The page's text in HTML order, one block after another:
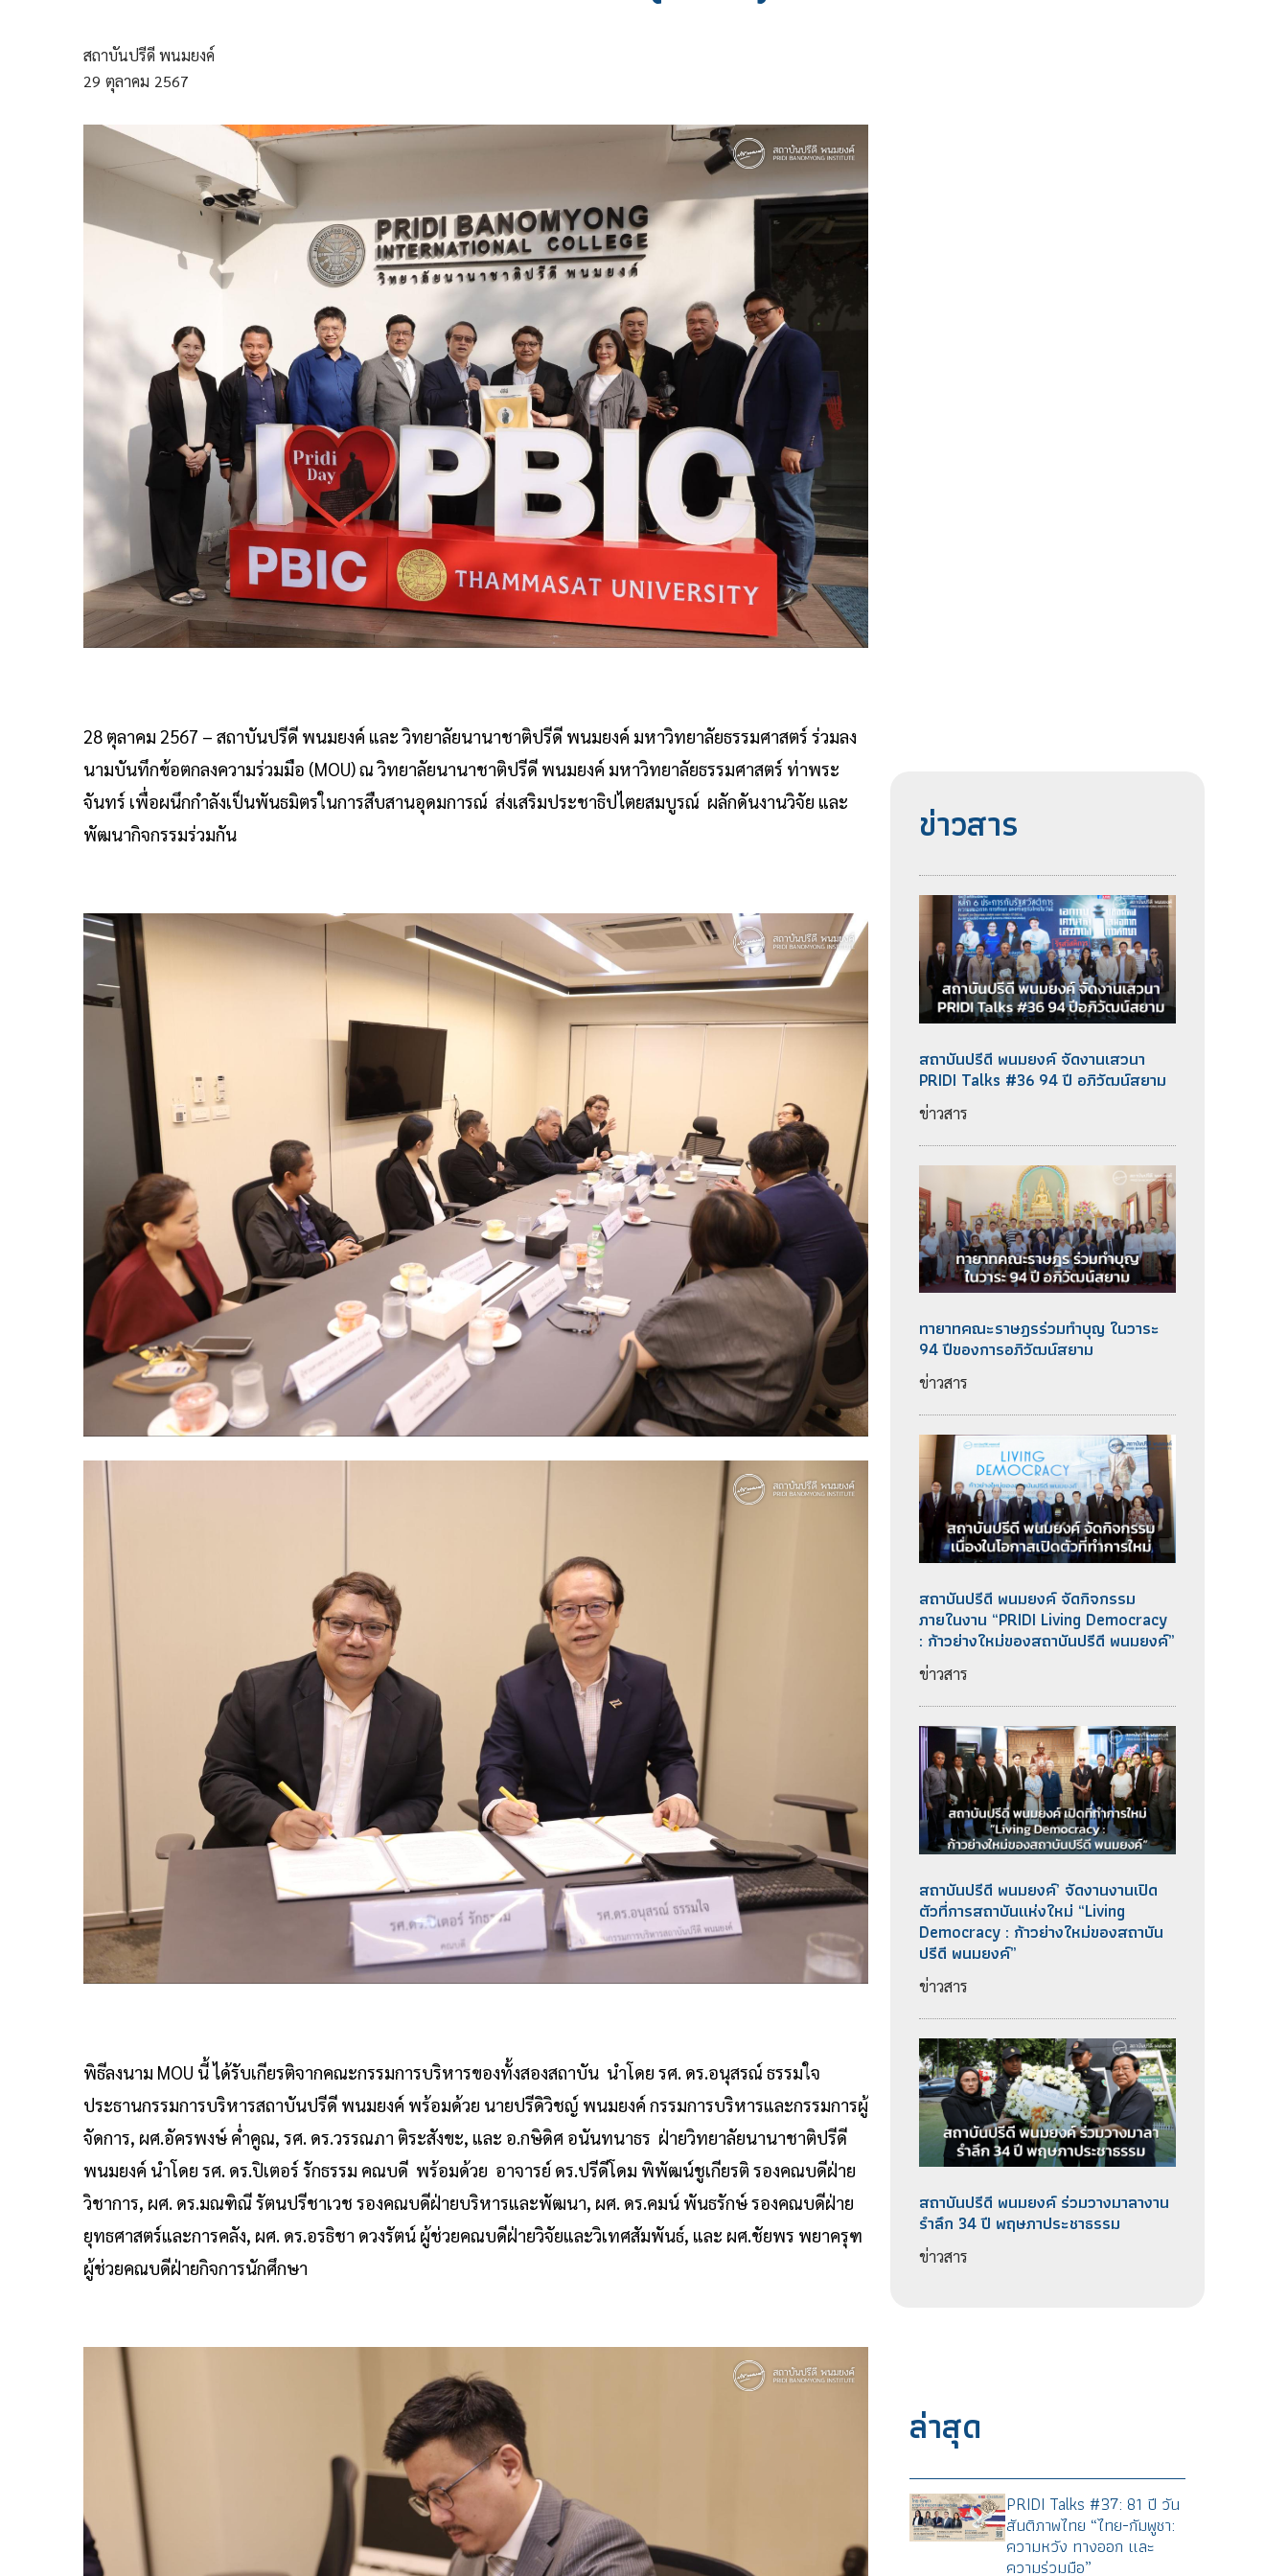
สถาบันปรีดี พนมยงค์
29 ตุลาคม 2567
28 ตุลาคม 2567 – สถาบันปรีดี พนมยงค์ และ วิทยาลัยนานาชาติปรีดี พนมยงค์ มหาวิทยาลัยธรรมศาสตร์ ร่วมลง
นามบันทึกข้อตกลงความร่วมมือ (MOU) ณ วิทยาลัยนานาชาติปรีดี พนมยงค์ มหาวิทยาลัยธรรมศาสตร์ ท่าพระ
จันทร์ เพื่อผนึกกำลังเป็นพันธมิตรในการสืบสานอุดมการณ์ ส่งเสริมประชาธิปไตยสมบูรณ์ ผลักดันงานวิจัย และ
พัฒนากิจกรรมร่วมกัน
พิธีลงนาม MOU นี้ ได้รับเกียรติจากคณะกรรมการบริหารของทั้งสองสถาบัน นำโดย รศ. ดร.อนุสรณ์ ธรรมใจ
ประธานกรรมการบริหารสถาบันปรีดี พนมยงค์ พร้อมด้วย นายปรีดิวิชญ์ พนมยงค์ กรรมการบริหารและกรรมการผู้
จัดการ, ผศ.อัครพงษ์ ค่ำคูณ, รศ. ดร.วรรณภา ติระสังขะ, และ อ.กษิดิศ อนันทนาธร ฝ่ายวิทยาลัยนานาชาติปรีดี
พนมยงค์ นำโดย รศ. ดร.ปิเตอร์ รักธรรม คณบดี พร้อมด้วย อาจารย์ ดร.ปรีดีโดม พิพัฒน์ชูเกียรติ รองคณบดีฝ่าย
วิชาการ, ผศ. ดร.มณฑิณี รัตนปรีชาเวช รองคณบดีฝ่ายบริหารและพัฒนา, ผศ. ดร.คมน์ พันธรักษ์ รองคณบดีฝ่าย
ยุทธศาสตร์และการคลัง, ผศ. ดร.อรธิชา ดวงรัตน์ ผู้ช่วยคณบดีฝ่ายวิจัยและวิเทศสัมพันธ์, และ ผศ.ชัยพร พยาครุฑ
ผู้ช่วยคณบดีฝ่ายกิจการนักศึกษา
ข่าวสาร
สถาบันปรีดี พนมยงค์ จัดงานเสวนา
PRIDI Talks #36 94 ปี อภิวัฒน์สยาม
ข่าวสาร
ทายาทคณะราษฎรร่วมทำบุญ ในวาระ
94 ปีของการอภิวัฒน์สยาม
ข่าวสาร
สถาบันปรีดี พนมยงค์ จัดกิจกรรม
ภายในงาน “PRIDI Living Democracy
: ก้าวย่างใหม่ของสถาบันปรีดี พนมยงค์”
ข่าวสาร
สถาบันปรีดี พนมยงค์’ จัดงานงานเปิด
ตัวที่การสถาบันแห่งใหม่ “Living
Democracy : ก้าวย่างใหม่ของสถาบัน
ปรีดี พนมยงค์”
ข่าวสาร
สถาบันปรีดี​ พนม​ยงค์ ร่วมวางมาลางาน​
รำลึก 34 ปี พฤษภา​ประชา​ธรรม​
ข่าวสาร
ล่าสุด
PRIDI Talks #37: 81 ปี วัน
สันติภาพไทย “ไทย-กัมพูชา:
ความหวัง ทางออก และ
ความร่วมมือ”